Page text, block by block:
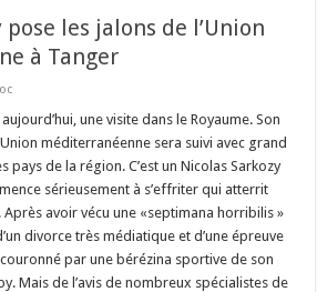
pose les jalons de l’Union
à Tanger
une visite dans le Royaume. Son
méditerranéenne sera suivi avec grand
pays de la région. C’est un Nicolas Sarkozy
sérieusement à s’effriter qui atterrit
Après avoir vécu une «septimana horribilis »
divorce très médiatique et d’une épreuve
par une bérézina sportive de son
Mais de l’avis de nombreux spécialistes de